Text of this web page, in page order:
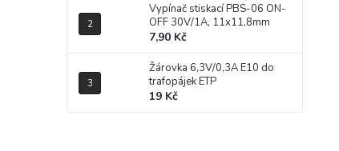
Vypínač stiskací PBS-06 ON-
OFF 30V/1A, 11x11,8mm
7,90 Kč
Žárovka 6,3V/0,3A E10 do
trafopájek ETP
19 Kč